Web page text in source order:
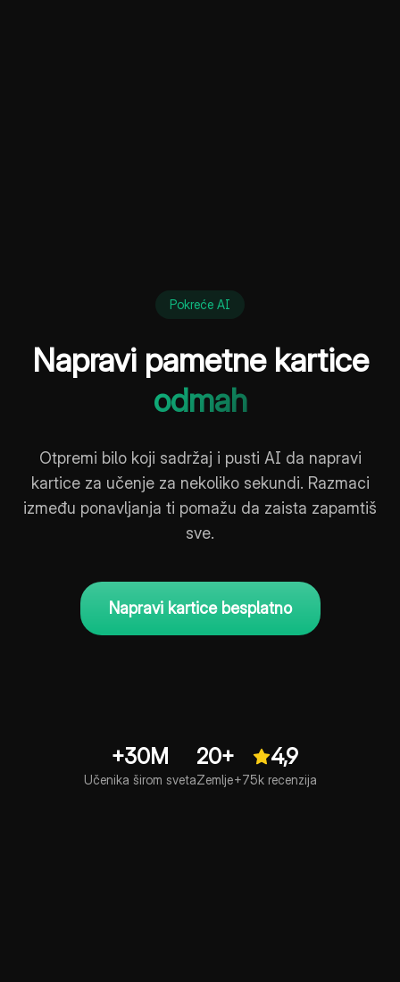
Pokreće AI
Napravi pametne kartice
odmah
Otpremi bilo koji sadržaj i pusti AI da napravi
kartice za učenje za nekoliko sekundi. Razmaci
između ponavljanja ti pomažu da zaista zapamtiš
sve.
Napravi kartice besplatno
+30M
Učenika širom sveta
20+
Zemlje
4,9
+75k recenzija